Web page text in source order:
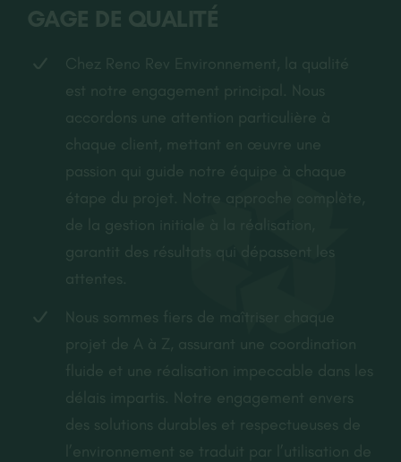
GAGE DE QUALITÉ
Chez Reno Rev Environnement, la qualité
est notre engagement principal. Nous
accordons une attention particulière à
chaque client, mettant en œuvre une
passion qui guide notre équipe à chaque
étape du projet. Notre approche complète,
de la gestion initiale à la réalisation,
garantit des résultats qui dépassent les
attentes.
Nous sommes fiers de maîtriser chaque
projet de A à Z, assurant une coordination
fluide et une réalisation impeccable dans les
délais impartis. Notre engagement envers
des solutions durables et respectueuses de
l’environnement se traduit par l’utilisation de